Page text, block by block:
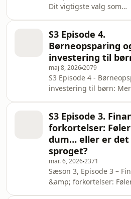
Dit vigtigste valg som
undgår man at gå i
markedet falder?I dette
Mai og Linnéa ned i
investeringsstrategi – et
mange overser, når de
investere. For
kun om aktier, fonde og
handler også om
S3 Episode 4.
Børneopsparing
investering til
maj 8, 20262079
S3 Episode 4 -
investering til børn:
at overføre penge –
tryghed og gode
taler Mai og Linnéa om
børneopsparing og
børn – og hvorfor det
meget mere end den
findes der faktisk flere
S3 Episode 3.
forkortelser:
dum… eller er det
sproget?
mar. 6, 20262371
Sæson 3, Episode 3 –
&amp; forkortelser: